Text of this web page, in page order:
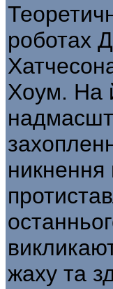
роботах
Хоум. На
жаху та